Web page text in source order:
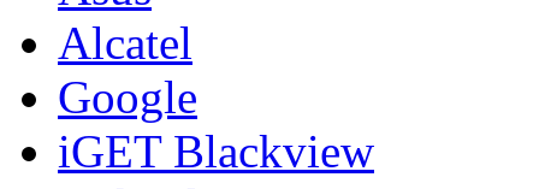
Alcatel
Google
iGET Blackview